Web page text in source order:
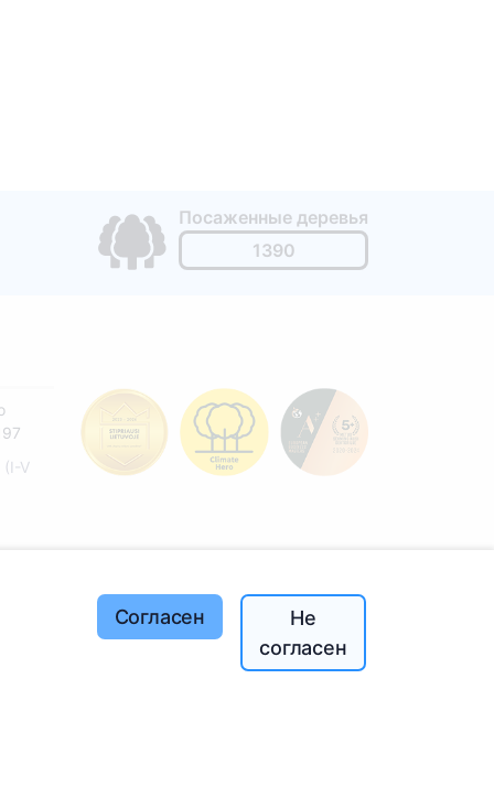
Посаженные деревья
1390
(I-V
Согласен
Не
согласен